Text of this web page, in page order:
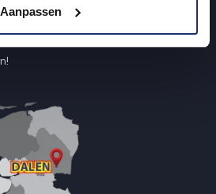
Aanpassen
waar u niet alleen in onze showroom
en sanitair, maar ook via de